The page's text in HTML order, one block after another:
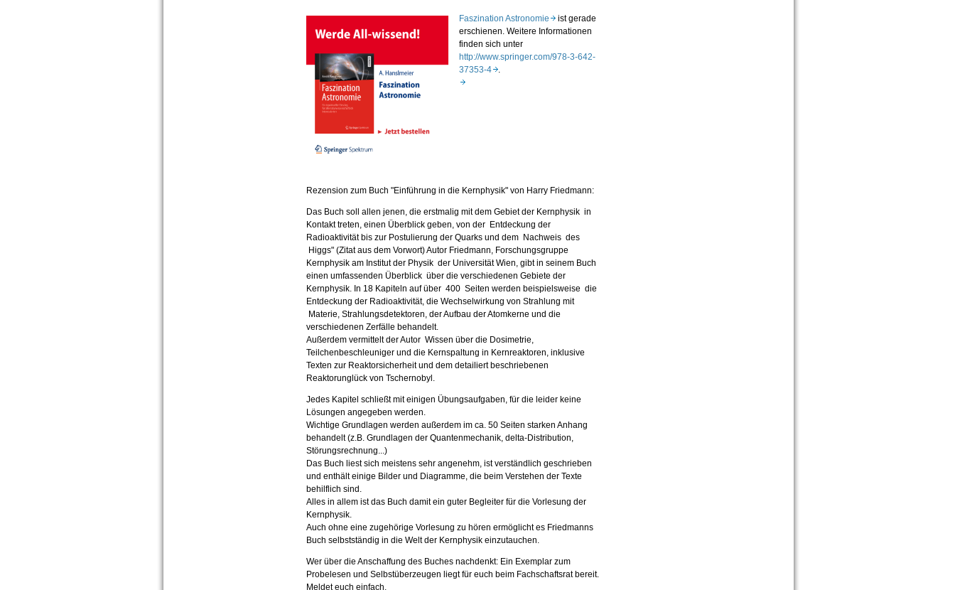
Faszination Astronomieist gerade
erschienen.Weitere Informationen
finden sich unter
http://www.springer.com/978-3-642-
37353-4.
Rezension zum Buch "Einführung in die Kernphysik" von Harry Friedmann:
Das Buch soll allen jenen, die erstmalig mit dem Gebiet der Kernphysik in
Kontakt treten, einen Überblick geben, von der Entdeckung der
Radioaktivität bis zur Postulierung der Quarks und dem Nachweis des
Higgs" (Zitat aus dem Vorwort) Autor Friedmann, Forschungsgruppe
Kernphysik am Institut der Physik der Universität Wien, gibt in seinem Buch
einen umfassenden Überblick über die verschiedenen Gebiete der
Kernphysik. In 18 Kapiteln auf über 400 Seiten werden beispielsweise die
Entdeckung der Radioaktivität, die Wechselwirkung von Strahlung mit
Materie, Strahlungsdetektoren, der Aufbau der Atomkerne und die
verschiedenen Zerfälle behandelt.
Außerdem vermittelt der Autor Wissen über die Dosimetrie,
Teilchenbeschleuniger und die Kernspaltung in Kernreaktoren, inklusive
Texten zur Reaktorsicherheit und dem detailiert beschriebenen
Reaktorunglück von Tschernobyl.
Jedes Kapitel schließt mit einigen Übungsaufgaben, für die leider keine
Lösungen angegeben werden.
Wichtige Grundlagen werden außerdem im ca. 50 Seiten starken Anhang
behandelt (z.B. Grundlagen der Quantenmechanik, delta-Distribution,
Störungsrechnung...)
Das Buch liest sich meistens sehr angenehm, ist verständlich geschrieben
und enthält einige Bilder und Diagramme, die beim Verstehen der Texte
behilflich sind.
Alles in allem ist das Buch damit ein guter Begleiter für die Vorlesung der
Kernphysik.
Auch ohne eine zugehörige Vorlesung zu hören ermöglicht es Friedmanns
Buch selbstständig in die Welt der Kernphysik einzutauchen.
Wer über die Anschaffung des Buches nachdenkt: Ein Exemplar zum
Probelesen und Selbstüberzeugen liegt für euch beim Fachschaftsrat bereit.
Meldet euch einfach.